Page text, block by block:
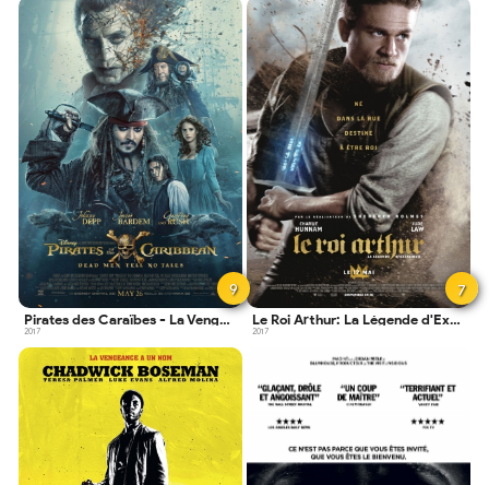
9
Pirates des Caraïbes - La Vengeance de Salazar
2017
7
Le Roi Arthur: La Légende d'Excalibur
2017